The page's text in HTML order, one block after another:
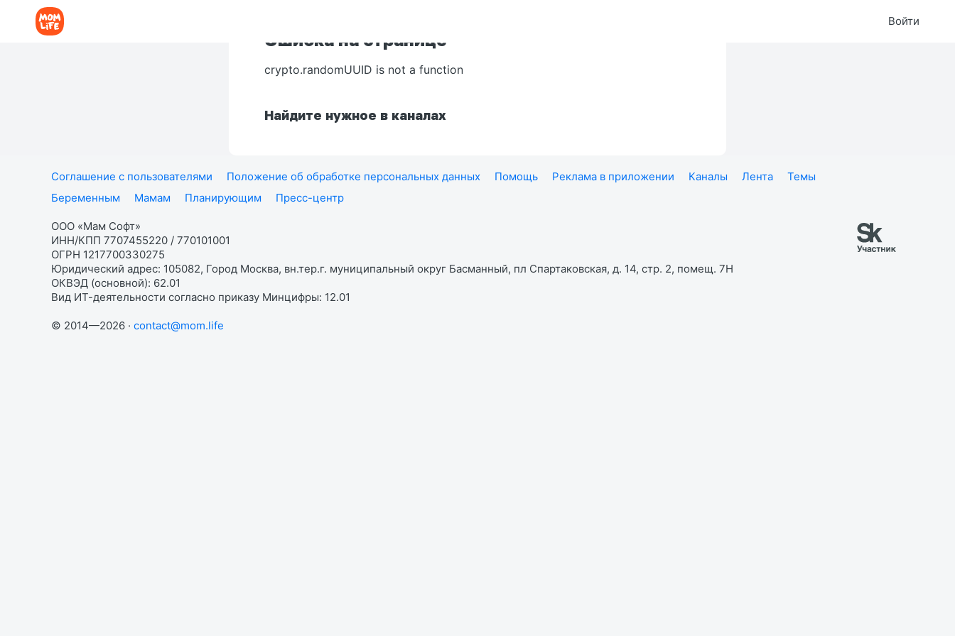
Войти
Ошибка на странице
crypto.randomUUID is not a function
Найдите нужное в каналах
Соглашение с пользователями Положение об обработке персональных данных Помощь Реклама в приложении Каналы Лента
Темы
Беременным
Мамам Планирующим Пресс-центр
ООО «Мам Софт»
ИНН/КПП 7707455220 / 770101001
ОГРН 1217700330275
Юридический адрес: 105082, Город Москва, вн.тер.г. муниципальный округ Басманный, пл Спартаковская, д. 14, стр. 2, помещ. 7Н
ОКВЭД (основной): 62.01
Вид ИТ-деятельности согласно приказу Минцифры: 12.01
© 2014—2026 · contact@mom.life